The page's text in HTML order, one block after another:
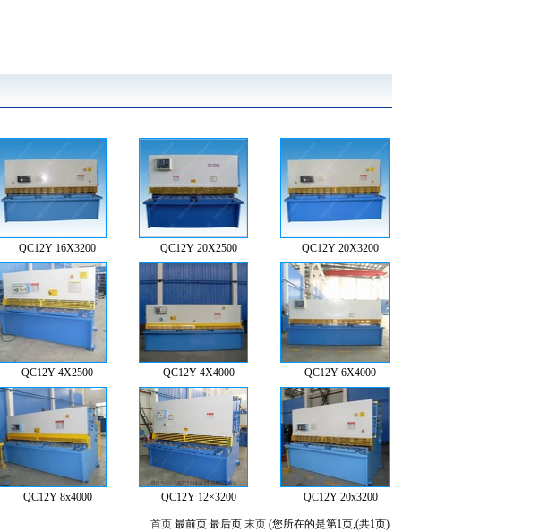
QC12Y 16X3200 QC12Y 20X2500 QC12Y 20X3200
QC12Y 4X2500 QC12Y 4X4000 QC12Y 6X4000
QC12Y 8x4000 QC12Y 12×3200 QC12Y 20x3200
首页 最前页 最后页 末页 (您所在的是第1页,(共1页)